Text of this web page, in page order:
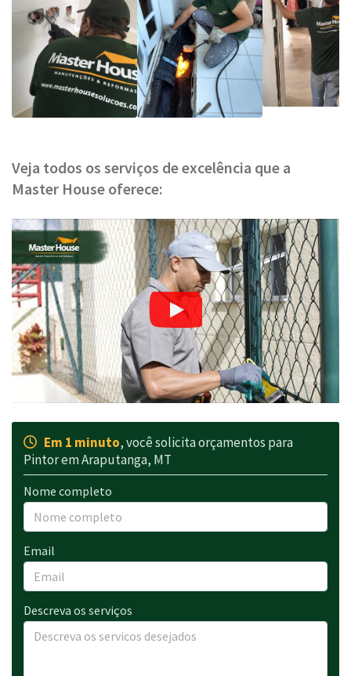
Veja todos os serviços de excelência que a
Master House oferece:
Em 1 minuto, você solicita orçamentos para
Pintor em Araputanga, MT
Nome completo
Email
Descreva os serviços